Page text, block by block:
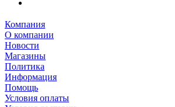
Компания
О компании
Новости
Магазины
Политика
Информация
Помощь
Условия оплаты